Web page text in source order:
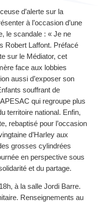
d’alerte sur la
à l’occasion d’une
le scandale : « Je ne
Robert Laffont. Préfacé
sur le Médiator, cet
face aux lobbies
aussi d’exposer son
souffrant de
qui regroupe plus
territoire national. Enfin,
rebaptisé pour l’occasion
d’Harley aux
grosses cylindrées
en perspective sous
et du partage.
à la salle Jordi Barre.
Renseignements au